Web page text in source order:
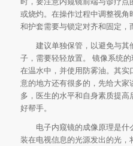
或烧灼。在操作过程中调整视
和护套需要与锁定对齐和固定，
建议单独保管，以避免与其
子，需要轻轻放置。 镜像系统
在温水中，并使用防雾油。其
意的地方还有很多的，先给大
多，医生的水平和自身素质提
好帮手。
电子内窥镜的成像原理是什
装在电视信息的光源发出的光